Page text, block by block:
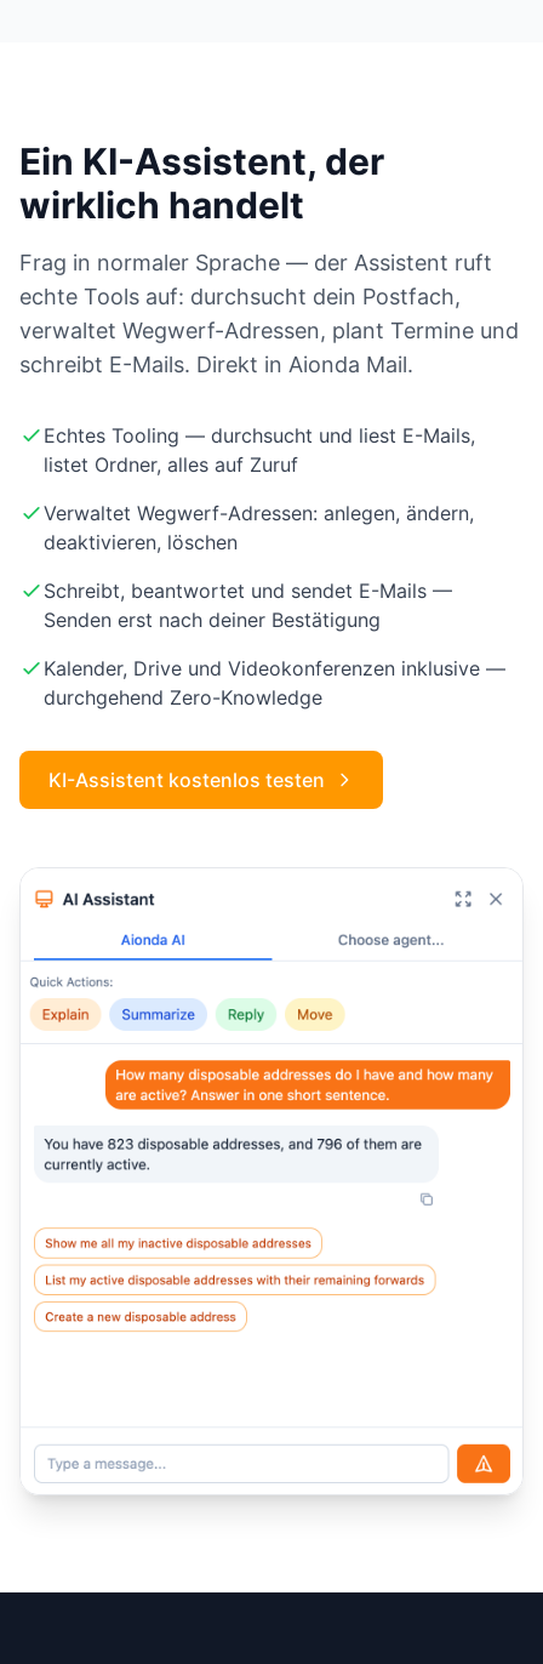
Ein KI-Assistent, der
wirklich handelt
Frag in normaler Sprache — der Assistent ruft
echte Tools auf: durchsucht dein Postfach,
verwaltet Wegwerf-Adressen, plant Termine und
schreibt E-Mails. Direkt in Aionda Mail.
Echtes Tooling — durchsucht und liest E-Mails,
listet Ordner, alles auf Zuruf
Verwaltet Wegwerf-Adressen: anlegen, ändern,
deaktivieren, löschen
Schreibt, beantwortet und sendet E-Mails —
Senden erst nach deiner Bestätigung
Kalender, Drive und Videokonferenzen inklusive —
durchgehend Zero-Knowledge
KI-Assistent kostenlos testen